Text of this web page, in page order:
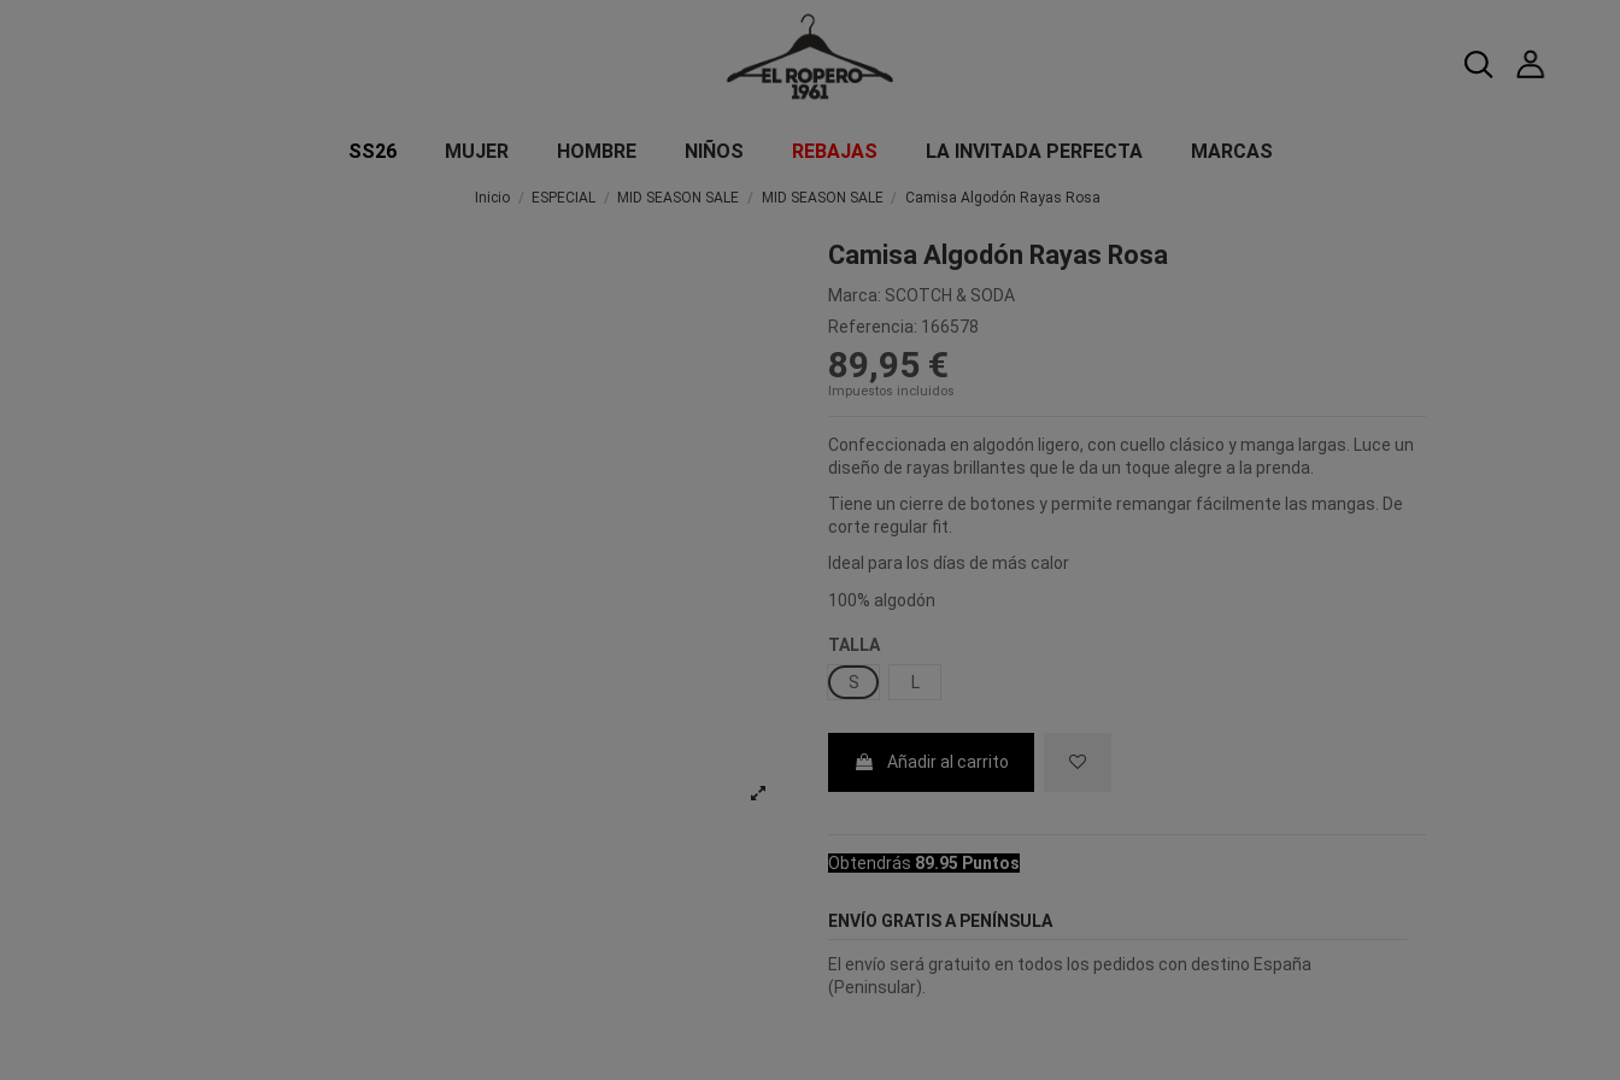
SS26 MUJER HOMBRE NIÑOS REBAJAS LA INVITADA PERFECTA MARCAS
Inicio ESPECIAL MID SEASON SALE MID SEASON SALE Camisa Algodón Rayas Rosa
Camisa Algodón Rayas Rosa
Marca: SCOTCH & SODA
Referencia: 166578
89,95 €
Impuestos incluidos
Confeccionada en algodón ligero, con cuello clásico y manga largas. Luce un
diseño de rayas brillantes que le da un toque alegre a la prenda.
Tiene un cierre de botones y permite remangar fácilmente las mangas. De
corte regular fit.
Ideal para los días de más calor
100% algodón
TALLA
S
Añadir al carrito
Obtendrás 89.95 Puntos
ENVÍO GRATIS A PENÍNSULA
El envío será gratuito en todos los pedidos con destino España
(Peninsular).